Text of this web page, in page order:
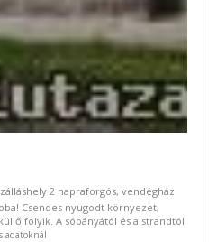
2 napraforgós, vendégház
Csendes nyugodt környezet,
folyik. A sóbányától és a strandtól
adatoknál